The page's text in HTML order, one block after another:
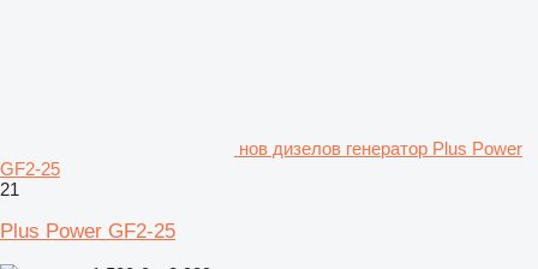
нов дизелов генератор Plus Power
GF2-25
21
Plus Power GF2-25